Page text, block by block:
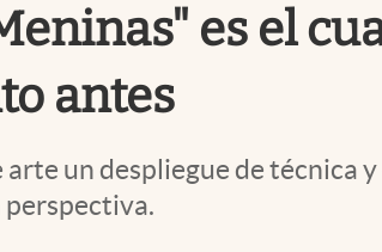
es el
antes
arte un despliegue de técnica
perspectiva.